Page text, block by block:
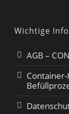
Wichtige
AGB –